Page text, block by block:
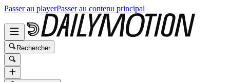
Passer au playerPasser au contenu principal
Rechercher